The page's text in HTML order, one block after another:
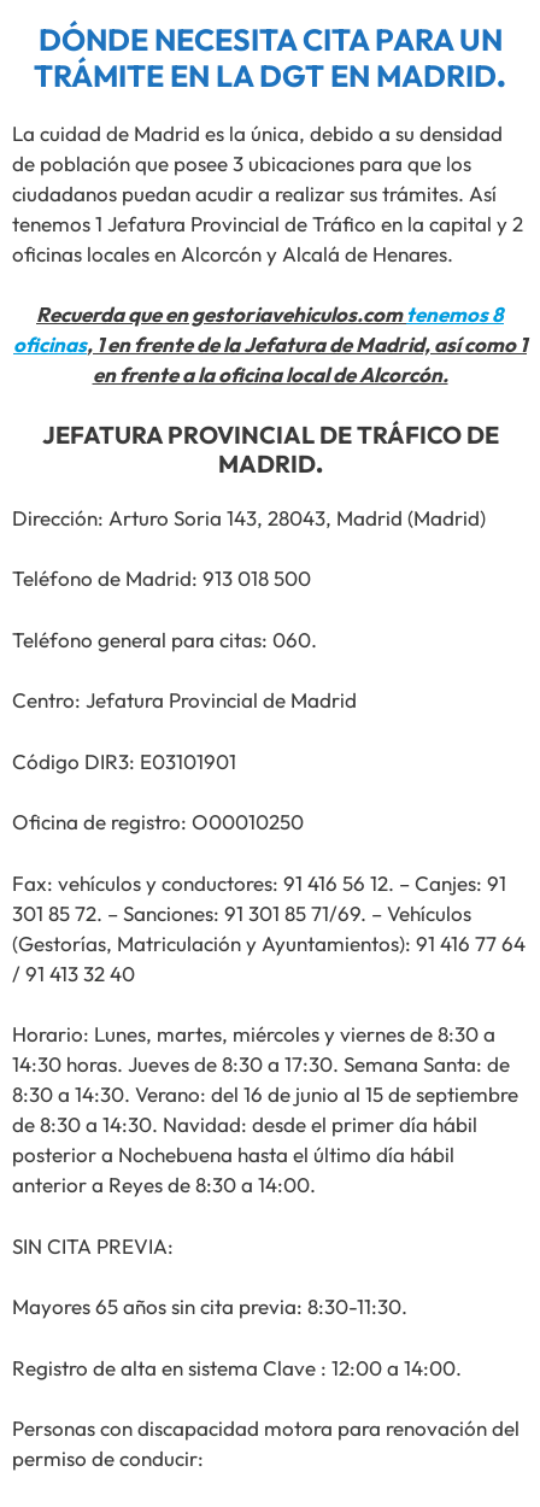
DÓNDE NECESITA CITA PARA UN
TRÁMITE EN LA DGT EN MADRID.
La cuidad de Madrid es la única, debido a su densidad
de población que posee 3 ubicaciones para que los
ciudadanos puedan acudir a realizar sus trámites. Así
tenemos 1 Jefatura Provincial de Tráfico en la capital y 2
oficinas locales en Alcorcón y Alcalá de Henares.
Recuerda que en gestoriavehiculos.comtenemos 8
oficinas, 1 en frente de la Jefatura de Madrid, así como 1
en frente a la oficina local de Alcorcón.
JEFATURA PROVINCIAL DE TRÁFICO DE
MADRID.
Dirección: Arturo Soria 143, 28043, Madrid (Madrid)
Teléfono de Madrid: 913 018 500
Teléfono general para citas: 060.
Centro: Jefatura Provincial de Madrid
Código DIR3: E03101901
Oficina de registro: O00010250
Fax: vehículos y conductores: 91 416 56 12. – Canjes: 91
301 85 72. – Sanciones: 91 301 85 71/69. – Vehículos
(Gestorías, Matriculación y Ayuntamientos): 91 416 77 64
/ 91 413 32 40
Horario: Lunes, martes, miércoles y viernes de 8:30 a
14:30 horas. Jueves de 8:30 a 17:30. Semana Santa: de
8:30 a 14:30. Verano: del 16 de junio al 15 de septiembre
de 8:30 a 14:30. Navidad: desde el primer día hábil
posterior a Nochebuena hasta el último día hábil
anterior a Reyes de 8:30 a 14:00.
SIN CITA PREVIA:
Mayores 65 años sin cita previa: 8:30-11:30.
Registro de alta en sistema Clave : 12:00 a 14:00.
Personas con discapacidad motora para renovación del
permiso de conducir: